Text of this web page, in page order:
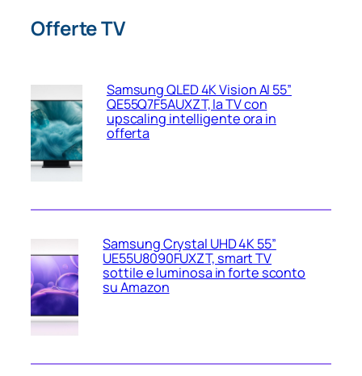
Offerte TV
Samsung QLED 4K Vision AI 55”
QE55Q7F5AUXZT, la TV con
upscaling intelligente ora in
offerta
Samsung Crystal UHD 4K 55”
UE55U8090FUXZT, smart TV
sottile e luminosa in forte sconto
su Amazon